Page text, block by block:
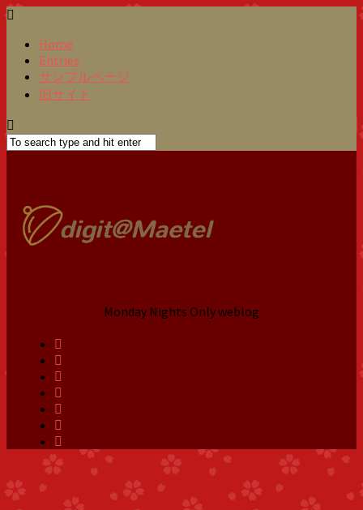
Home
Entries
サンプルページ
旧サイト
Monday Nights Only weblog